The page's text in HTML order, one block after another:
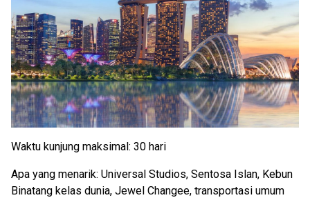
Waktu kunjung maksimal: 30 hari
Apa yang menarik: Universal Studios, Sentosa Islan, Kebun
Binatang kelas dunia, Jewel Changee, transportasi umum